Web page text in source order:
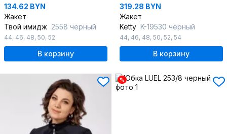
134.62 BYN
Жакет
Твой имидж 2558 черный
44, 46, 48, 50, 52
В корзину
319.28 BYN
Жакет
Ketty K-19530 черный
44, 46, 48, 50, 52, 54
В корзину
%